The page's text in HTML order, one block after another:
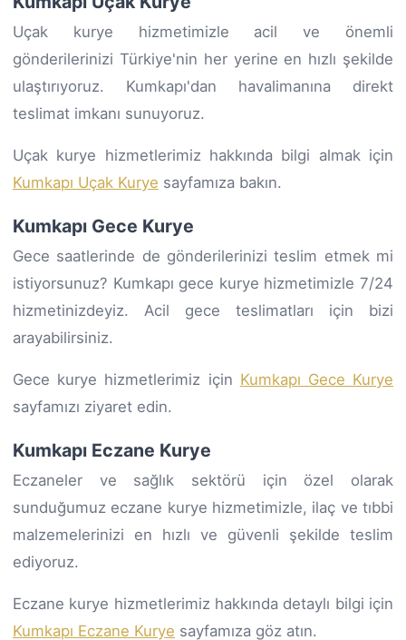
Uçak kurye hizmetimizle acil ve önemli
gönderilerinizi Türkiye'nin her yerine en hızlı şekilde
ulaştırıyoruz. Kumkapı'dan havalimanına direkt
teslimat imkanı sunuyoruz.
Uçak kurye hizmetlerimiz hakkında bilgi almak için
Kumkapı Uçak Kurye sayfamıza bakın.
Kumkapı Gece Kurye
Gece saatlerinde de gönderilerinizi teslim etmek mi
istiyorsunuz? Kumkapı gece kurye hizmetimizle 7/24
hizmetinizdeyiz. Acil gece teslimatları için bizi
arayabilirsiniz.
Gece kurye hizmetlerimiz için Kumkapı Gece Kurye
sayfamızı ziyaret edin.
Kumkapı Eczane Kurye
Eczaneler ve sağlık sektörü için özel olarak
sunduğumuz eczane kurye hizmetimizle, ilaç ve tıbbi
malzemelerinizi en hızlı ve güvenli şekilde teslim
ediyoruz.
Eczane kurye hizmetlerimiz hakkında detaylı bilgi için
Kumkapı Eczane Kurye sayfamıza göz atın.